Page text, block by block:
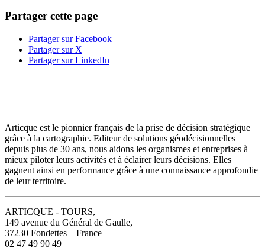
Partager cette page
Partager sur Facebook
Partager sur X
Partager sur LinkedIn
Articque est le pionnier français de la prise de décision stratégique
grâce à la cartographie. Editeur de solutions géodécisionnelles
depuis plus de 30 ans, nous aidons les organismes et entreprises à
mieux piloter leurs activités et à éclairer leurs décisions. Elles
gagnent ainsi en performance grâce à une connaissance approfondie
de leur territoire.
ARTICQUE - TOURS,
149 avenue du Général de Gaulle,
37230 Fondettes – France
02 47 49 90 49